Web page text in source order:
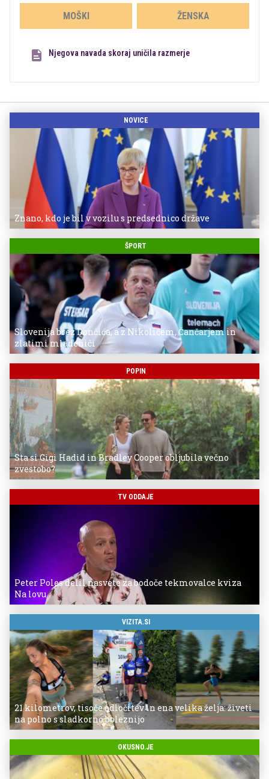
MOŠKI ŽENSKA
Njegova navada skoraj uničila razmerje
NOVICE
Znano, kdo je bil v vozilu s predsednico države
ŠPORT
Slovenija brez Dončića, a z Nikolićem, Čančarjem in
zlatimi mladeniči
POPIN
Sta si Gigi Hadid in Bradley Cooper obljubila večno
zvestobo?
TV ODDAJE
Peter Poles delil nasvete za bodoče tekmovalce kviza
Na lovu
VIZITA.SI
21 kilometrov, tisoče odločitev in ena velika želja: živeti
na polno s sladkorno boleznijo
OKUSNO.JE